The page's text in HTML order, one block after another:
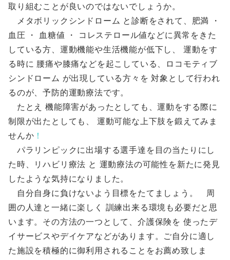
取り組むことが良いのではないでしょうか。
メタボリックシンドローム と診断をされて、肥満 ・
血圧 ・ 血糖値 ・ コレステロール値などに異常をきた
している方、運動機能や生活機能が低下し、 運動をす
る時に 腰痛や膝痛などを起こしている、ロコモティブ
シンドローム が出現している方々を 対象として行われ
るのが、予防的運動療法です。
たとえ 機能障害があったとしても、運動をする際に
制限が出たとしても、 運動可能な上下肢を鍛えてみま
せんか ！
パラリンピックに出場する選手達を目の当たりにし
た時、リハビリ療法 と 運動療法の可能性を新たに発見
したような気持になりました。
自分自身に負けないよう目標をたてましょう。 周
囲の人達と一緒に楽しく 訓練出来る環境も必要だと思
います。その方法の一つとして、介護保険を 使ったデ
イサービスやデイケアなどがあります。ご自分に適し
た施設を積極的に御利用されることをお薦め致しま